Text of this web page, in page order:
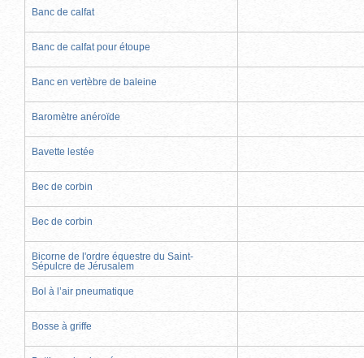
Banc de calfat
Banc de calfat pour étoupe
Banc en vertèbre de baleine
Baromètre anéroïde
Bavette lestée
Bec de corbin
Bec de corbin
Bicorne de l'ordre équestre du Saint-
Sépulcre de Jérusalem
Bol à l’air pneumatique
Bosse à griffe